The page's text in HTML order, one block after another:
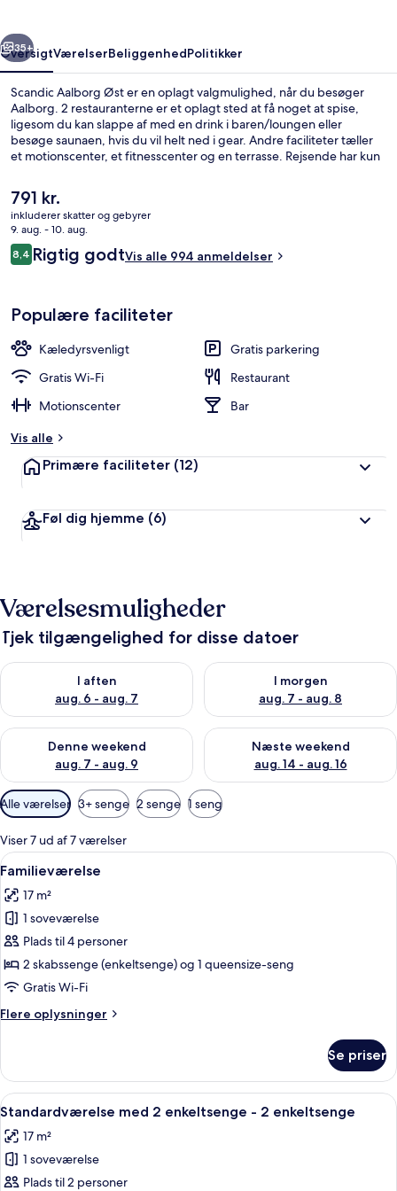
Næste
35+
OversigtVærelserBeliggenhedPolitikker
Scandic Aalborg Øst er en oplagt valgmulighed, når du besøger
Aalborg. 2 restauranterne er et oplagt sted at få noget at spise,
ligesom du kan slappe af med en drink i baren/loungen eller
besøge saunaen, hvis du vil helt ned i gear. Andre faciliteter tæller
et motionscenter, et fitnesscenter og en terrasse. Rejsende har kun
Den
nuværende
pris
er
791 kr.
791 kr.
inkluderer skatter og gebyrer
9. aug. - 10. aug.
Anmeldelser
8,48,4 ud af 10.
Rigtig godtVis alle 994 anmeldelser
Populære faciliteter
Kæledyrsvenligt
Gratis parkering
Gratis Wi-Fi
Restaurant
Motionscenter
Bar
Vis alle
Primære faciliteter (12)
Føl dig hjemme (6)
Værelsesmuligheder
Tjek tilgængelighed for disse datoer
I aften
aug. 6 - aug. 7
Tjek tilgængelighed for i aften aug. 6 - aug. 7
I morgen
aug. 7 - aug. 8
Tjek tilgængelighed for i
Denne weekend
aug. 7 - aug. 9
Tjek tilgængelighed for denne weekend aug. 7 - aug. 9
Næste weekend
aug. 14 - aug. 16
Tjek tilgængelighed for næste
Tilgængelige
filtre
for
værelser
Alle værelser 3+ senge 2 senge 1 seng
Viser 7 ud af 7 værelser
Indlæs
alle
billeder
af
Familieværelse
Et hotelværelse med en seng, to
4
Familieværelse
17 m²
1 soveværelse
Plads til 4 personer
2 skabssenge (enkeltsenge) og 1 queensize-seng
Gratis Wi-Fi
Flere oplysninger
Flere
Se priser
Indlæs
alle
billeder
af
Standardværelse
Et hotelværelse med to senge, et
4
Standardværelse med 2 enkeltsenge - 2 enkeltsenge
17 m²
1 soveværelse
Plads til 2 personer